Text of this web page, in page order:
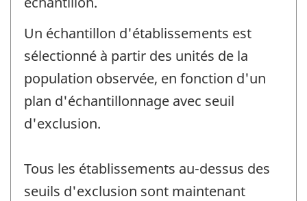
Un échantillon d'établissements est
sélectionné à partir des unités de la
population observée, en fonction d'un
plan d'échantillonnage avec seuil
d'exclusion.
Tous les établissements au-dessus des
seuils d'exclusion sont maintenant